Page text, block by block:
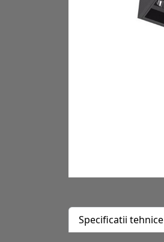
Specificatii tehnice